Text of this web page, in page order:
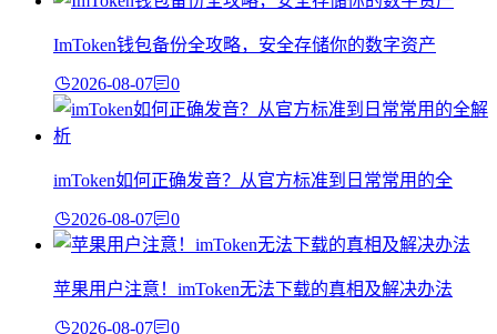
ImToken钱包备份全攻略，安全存储你的数字资产
2026-08-07 0
imToken如何正确发音？从官方标准到日常常用的全
2026-08-07 0
苹果用户注意！imToken无法下载的真相及解决办法
2026-08-07 0